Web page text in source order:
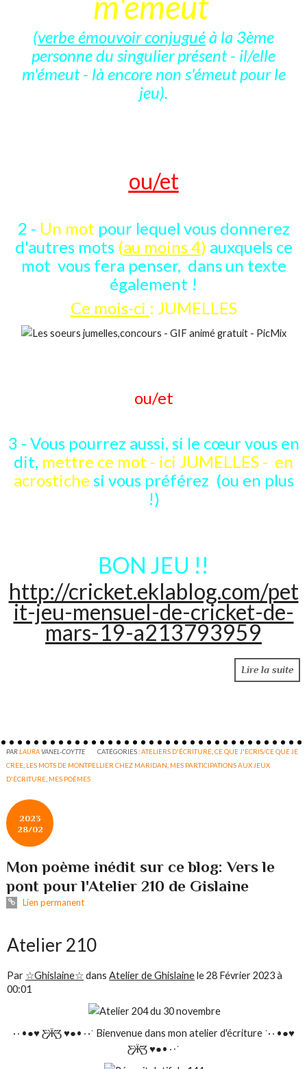
(verbe émouvoir conjuguéà la 3ème
personne du singulier présent - il/elle
m'émeut - là encore non s'émeut pour le
jeu).
ou/et
2 - Un mot pour lequel vous donnerez
d'autres mots (au moins 4) auxquels ce
mot vous fera penser, dans un texte
également !
Ce mois-ci : JUMELLES
ou/et
3 - Vous pourrez aussi, si le cœur vous en
dit, mettre ce mot - ici JUMELLES - en
acrostiche si vous préférez (ou en plus
!)
BON JEU !!
http://cricket.eklablog.com/pet
it-jeu-mensuel-de-cricket-de-
mars-19-a213793959
Lire la suite
PARLAURAVANEL-COYTTE CATÉGORIES :ATELIERS D'ÉCRITURE ,CE QUE J'ECRIS/CE QUE JE
CREE LES MOTS DE MONTPELLIER CHEZ MARIDAN MES PARTICIPATIONS AUX JEUX
D'ÉCRITURE MES POÈMES
2023
28/02
Mon poème inédit sur ce blog: Vers le
pont pour l'Atelier 210 de Gislaine
Lien permanent
Atelier 210
Par ☆Ghislaine☆ dansAtelier de Ghislaine le28 Février 2023 à
00:01
·٠•●♥ Ƹ̵̡Ӝ̵̨̄Ʒ ♥●•٠·˙ Bienvenue dans mon atelier d'écriture ˙·٠•●♥
Ƹ̵̡Ӝ̵̨̄Ʒ ♥●•٠·˙